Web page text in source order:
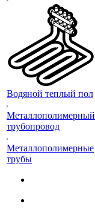
Водяной теплый пол
Металлополимерный
трубопровод
Металлополимерные
трубы